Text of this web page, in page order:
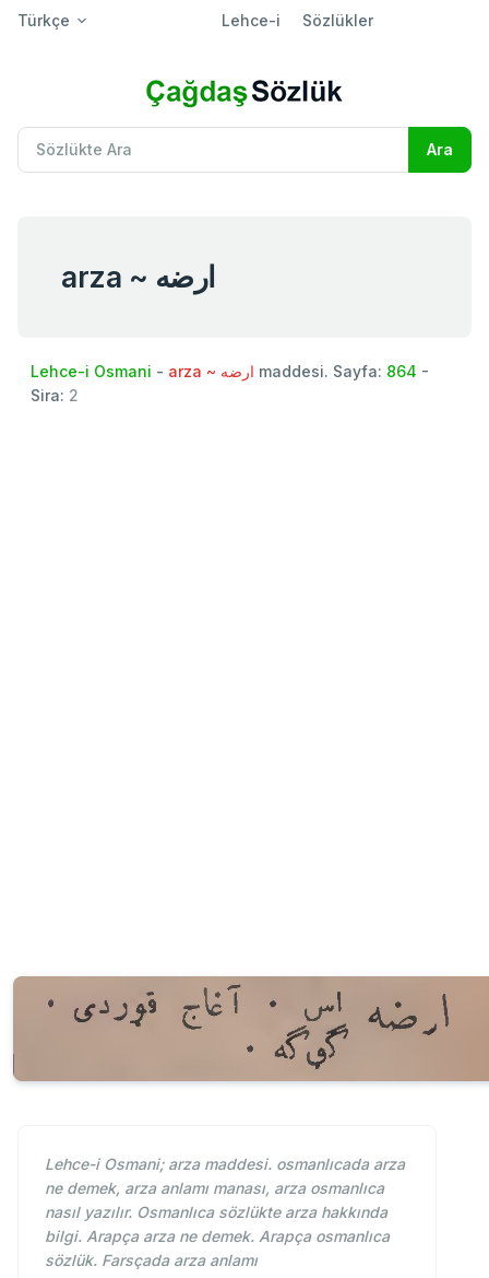
Türkçe Lehce-i Sözlükler
arza ~ ارضه
Lehce-i Osmani - arza ~ ارضه maddesi. Sayfa: 864 -
Sira: 2
Lehce-i Osmani; arza maddesi. osmanlıcada arza
ne demek, arza anlamı manası, arza osmanlıca
nasıl yazılır. Osmanlıca sözlükte arza hakkında
bilgi. Arapça arza ne demek. Arapça osmanlıca
sözlük. Farsçada arza anlamı